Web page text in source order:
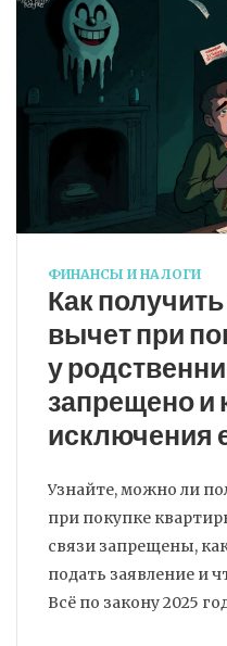
ФИНАНСЫ И НАЛОГИ
Как
вычет при
у
запрещено и
исключения
Узнайте, можно ли
при покупке
связи запрещены,
подать заявление и
Всё по закону 2025